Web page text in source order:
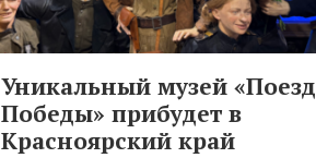
Уникальный музей «Поезд
Победы» прибудет в
Красноярский край